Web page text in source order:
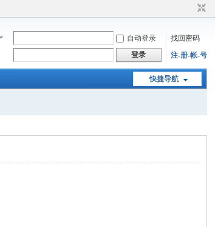
自动登录
找回密码
登录 注-册-帐-号
快捷导航